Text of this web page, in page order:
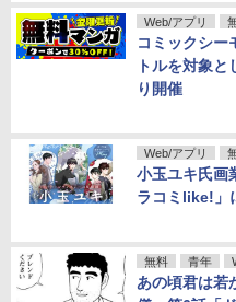
Web/アプリ
コミックシー
トルを対象
り開催
Web/アプリ
小玉ユキ氏画
ラコミlike!」
無料 青年
あの頃君は若